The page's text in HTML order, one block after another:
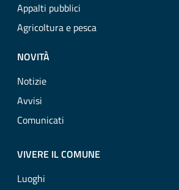
Appalti pubblici
Agricoltura e pesca
NOVITÀ
Notizie
Avvisi
Comunicati
VIVERE IL COMUNE
Luoghi